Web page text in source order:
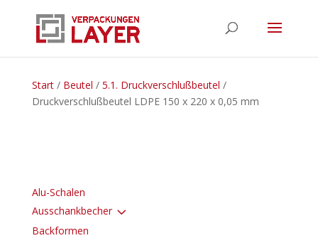
Start/ Beutel / 5.1. Druckverschlußbeutel /
Druckverschlußbeutel LDPE 150 x 220 x 0,05 mm
Alu-Schalen
Ausschankbecher3
Backformen